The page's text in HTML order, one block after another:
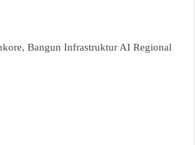
Bangun Infrastruktur AI Regional